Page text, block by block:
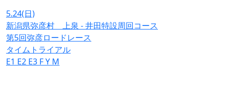
5.24(日)
新潟県弥彦村 上泉 - 井田特設周回コース
第5回弥彦ロードレース
タイムトライアル
E1 E2 E3 FY M